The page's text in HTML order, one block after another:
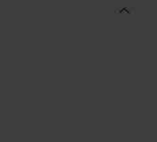
Abs. 2 lit. c
bestehenden
den Kontakt zu